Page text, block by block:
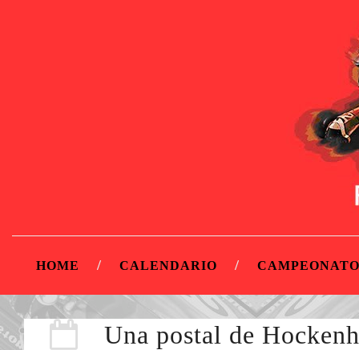
HOME CALENDARIO
Una postal de